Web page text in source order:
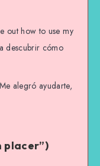
out how to use my
descubrir cómo
alegró ayudarte,
placer”)